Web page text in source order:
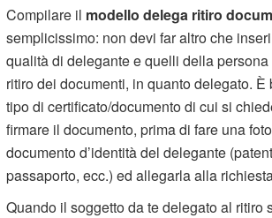
Compilare il modello delega ritiro
semplicissimo: non devi far altro che
qualità di delegante e quelli della
ritiro dei documenti, in quanto delegato.
tipo di certificato/documento di cui si
firmare il documento, prima di fare una
documento d’identità del delegante
passaporto, ecc.) ed allegarla alla
Quando il soggetto da te delegato al ritiro